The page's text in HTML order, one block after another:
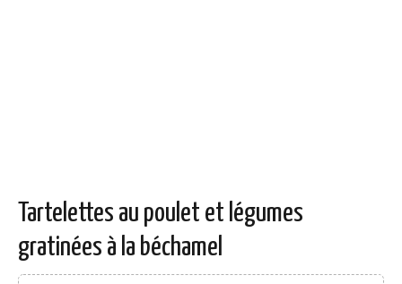
Tartelettes au poulet et légumes
gratinées à la béchamel